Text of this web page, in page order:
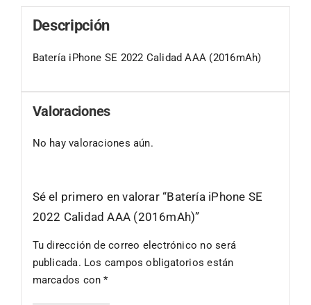
Descripción
Batería iPhone SE 2022 Calidad AAA (2016mAh)
Valoraciones
No hay valoraciones aún.
Sé el primero en valorar “Batería iPhone SE
2022 Calidad AAA (2016mAh)”
Tu dirección de correo electrónico no será
publicada. Los campos obligatorios están
marcados con*